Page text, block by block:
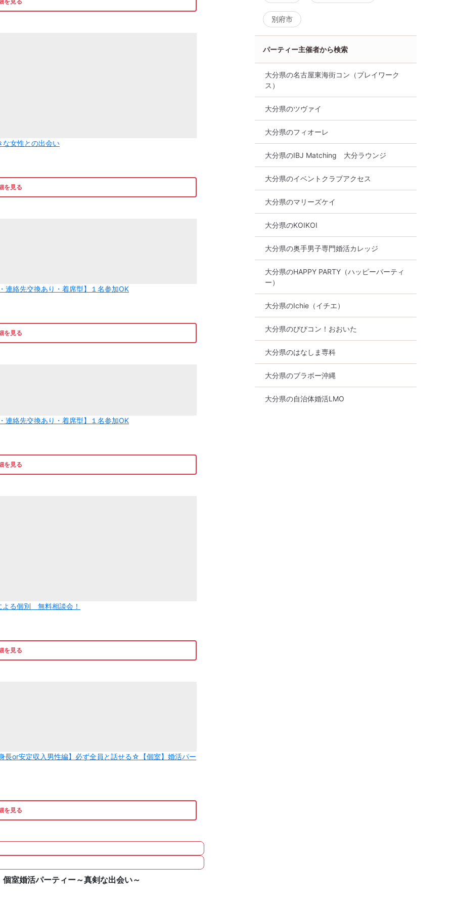
女性との出会い
を見る
絡先交換あり・着席型】１名参加OK
を見る
絡先交換あり・着席型】１名参加OK
を見る
よる個別 無料相談会！
を見る
or安定収入男性編】必ず全員と話せる☆【個室】婚活パー
を見る
室婚活パーティー～真剣な出会い～
別府市
パーティー主催者から検索
大分県の名古屋東海街コン（プレイワーク
ス）
大分県のツヴァイ
大分県のフィオーレ
大分県のIBJ Matching 大分ラウンジ
大分県のイベントクラブアクセス
大分県のマリーズケイ
大分県のKOIKOI
大分県の奥手男子専門婚活カレッジ
大分県のHAPPY PARTY（ハッピーパーティ
ー）
大分県のIchie（イチエ）
大分県のびびコン！おおいた
大分県のはなしま専科
大分県のブラボー沖縄
大分県の自治体婚活LMO